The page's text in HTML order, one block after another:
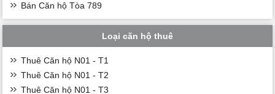
Bán Căn hộ Tòa 789
Loại căn hộ thuê
Thuê Căn hộ N01 - T1
Thuê Căn hộ N01 - T2
Thuê Căn hộ N01 - T3